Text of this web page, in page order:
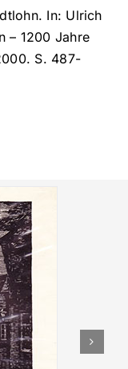
In: Ulrich
– 1200 Jahre
S. 487-